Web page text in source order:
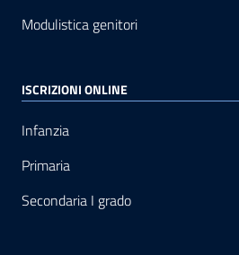
Modulistica genitori
ISCRIZIONI ONLINE
Infanzia
Primaria
Secondaria I grado